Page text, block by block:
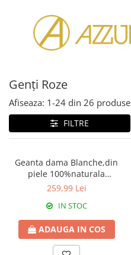
Genți & Poșete Piele Naturală
Genți Casual
Genți Office
Genți Shopping
Genți Moderne
Genți de Umăr
Genți de Mână
Genți Plic
Genți Poștaș
Genți Mici
Genți Ocazie (Clutch)
Rucsacuri Piele Naturală
Rucsacuri Casual
Rucsacuri Barbati
Rucsacuri Sport
Rucsacuri Piele Naturală
Genți Roze
Afiseaza: 1-24 din 26 produse
FILTRE
Geanta dama Blanche,din
piele 100%naturala
Italia,8246,negru
259,99 Lei
IN STOC
ADAUGA IN COS